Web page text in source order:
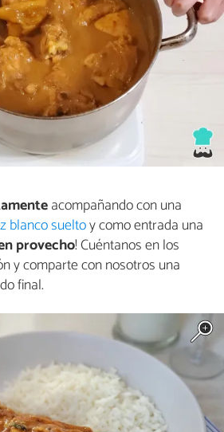
acompañando con una
blanco sueltoy como entrada una
provecho! Cuéntanos en los
y comparte con nosotros una
final.